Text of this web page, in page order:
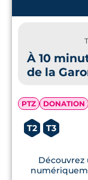
À 10
de la
PTZ DONATION
T2 T3